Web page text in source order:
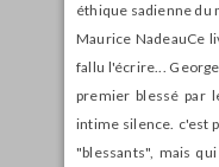
éthique sadienne du
Maurice NadeauCe
fallu l'écrire...
premier blessé par
intime silence. c'est
"blessants", mais